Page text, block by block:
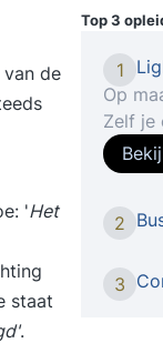
de
'Het
staat
.
Top 3
1
Op
Zelf je
leren met
Cloud
2
3